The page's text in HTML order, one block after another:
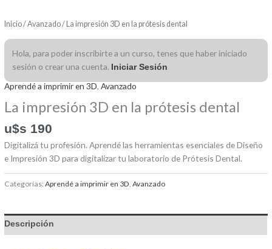
Inicio/Avanzado/ La impresión 3D en la prótesis dental
Hola, para poder inscribirte a un curso, tenes que haber iniciado
sesión o crear una cuenta. Iniciar Sesión
Aprendé a imprimir en 3D,Avanzado
La impresión 3D en la prótesis dental
u$s 190
Digitalizá tu profesión. Aprendé las herramientas esenciales de Diseño
e Impresión 3D para digitalizar tu laboratorio de Prótesis Dental.
Categorías:Aprendé a imprimir en 3D,Avanzado
Descripción